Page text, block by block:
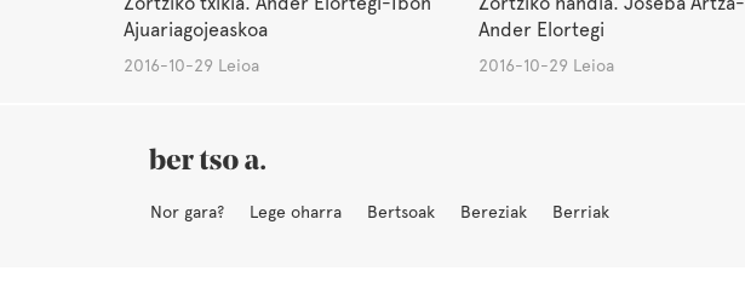
Ajuariagojeaskoa
2016-10-29 Leioa
Ander Elortegi
2016-10-29 Leioa
Nor gara? Lege oharra Bertsoak Bereziak Berriak